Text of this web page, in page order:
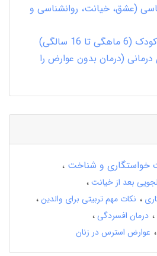
(عشق، خیانت، روانشناسی و
16 سالگی)
(درمان بدون عوارض را
خواستگاری و شناخت
بعد از خیانت
نکات مهم تربیتی برای والدین
درمان افسردگی
عوارض استرس در زنان